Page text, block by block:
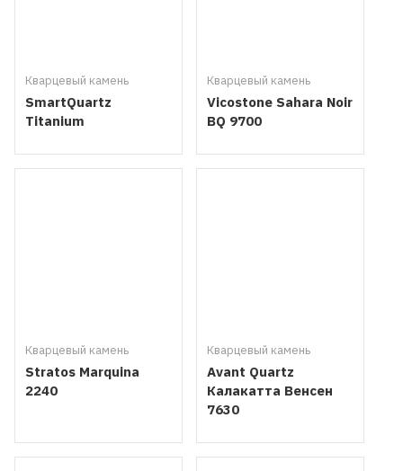
Кварцевый камень
SmartQuartz
Titanium
Кварцевый камень
Vicostone Sahara Noir
BQ 9700
Кварцевый камень
Stratos Marquina
2240
Кварцевый камень
Avant Quartz
Калакатта Венсен
7630